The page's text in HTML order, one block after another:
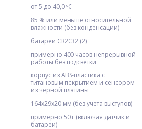
от 5 до 40,0 ºC
85 % или меньше относительной
влажности (без конденсации)
батареи CR2032 (2)
примерно 400 часов непрерывной
работы без подсветки
корпус из ABS-пластика с
титановым покрытием и сенсором
из черной платины
164х29х20 мм (без учета выступов)
примерно 50 г (включая датчик и
батареи)